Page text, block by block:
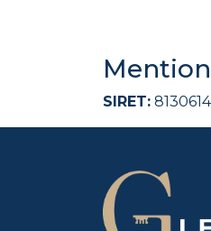
SIRET: